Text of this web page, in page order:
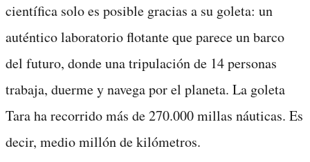
científica solo es posible gracias a su goleta: un
auténtico laboratorio flotante que parece un barco
del futuro, donde una tripulación de 14 personas
trabaja, duerme y navega por el planeta. La goleta
Tara ha recorrido más de 270.000 millas náuticas. Es
decir, medio millón de kilómetros.